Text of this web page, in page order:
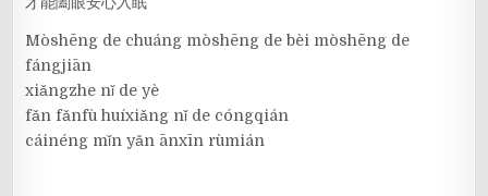
Mòshēng de chuáng mòshēng de bèi mòshēng de
fángjiān
xiǎngzhe nǐ de yè
fǎn fǎnfù huíxiǎng nǐ de cóngqián
cáinéng mǐn yǎn ānxīn rùmián